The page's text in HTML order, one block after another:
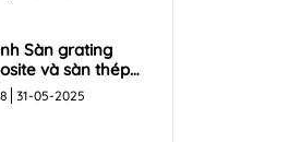
Sàn grating
và sàn thép
thống - Top 5 ưu và
điểm
31-05-2025